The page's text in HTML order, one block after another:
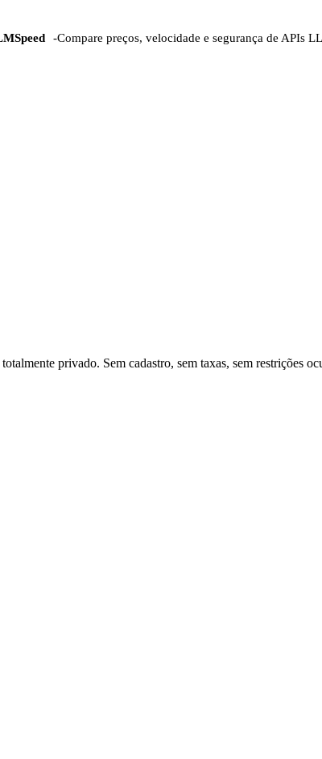
-Compare preços, velocidade e segurança de APIs
privado. Sem cadastro, sem taxas, sem restrições